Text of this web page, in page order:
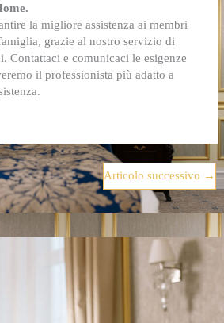
la migliore assistenza ai membri
grazie al nostro servizio di
. Contattaci e comunicaci le esigenze
il professionista più adatto a
Articolo successivo →